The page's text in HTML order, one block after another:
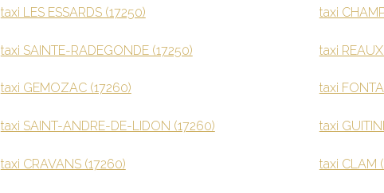
taxi LES ESSARDS (17250)
taxi SAINTE-RADEGONDE (17250)
taxi GEMOZAC (17260)
taxi SAINT-ANDRE-DE-LIDON (17260)
taxi CRAVANS (17260)
taxi
taxi
taxi
taxi
taxi CLAM